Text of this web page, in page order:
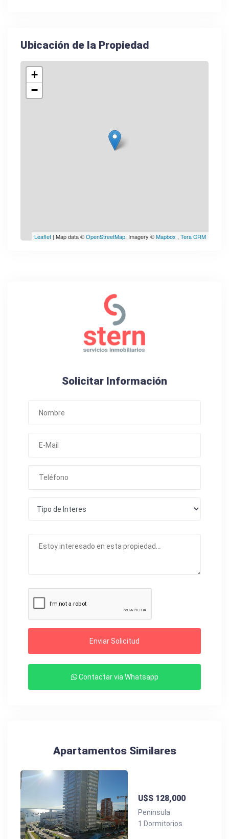
Ubicación de la Propiedad
+
−
Leaflet | Map data ©OpenStreetMap, Imagery ©Mapbox , Tera CRM
Solicitar Información
Enviar Solicitud
Contactar via Whatsapp
Apartamentos Similares
U$S 128,000
Península
1 Dormitorios